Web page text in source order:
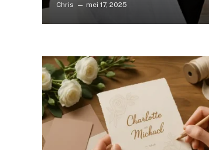
Chris mei 17, 2025